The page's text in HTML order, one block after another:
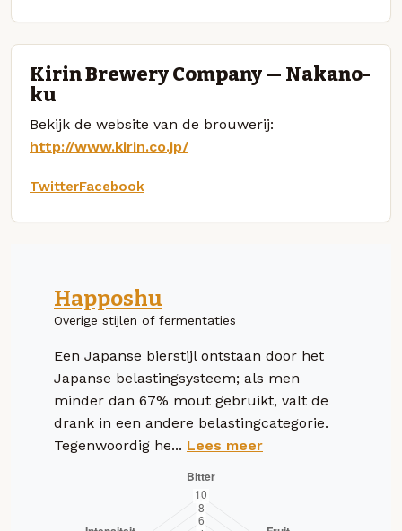
Kirin Brewery Company — Nakano-
ku
Bekijk de website van de brouwerij:
http://www.kirin.co.jp/
TwitterFacebook
Happoshu
Overige stijlen of fermentaties
Een Japanse bierstijl ontstaan door het
Japanse belastingsysteem; als men
minder dan 67% mout gebruikt, valt de
drank in een andere belastingcategorie.
Tegenwoordig he... Lees meer